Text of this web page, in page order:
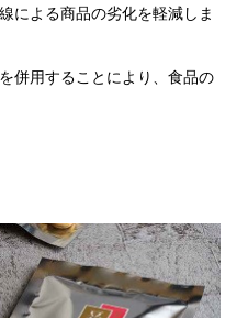
による商品の劣化を軽減しま
併用することにより、食品の